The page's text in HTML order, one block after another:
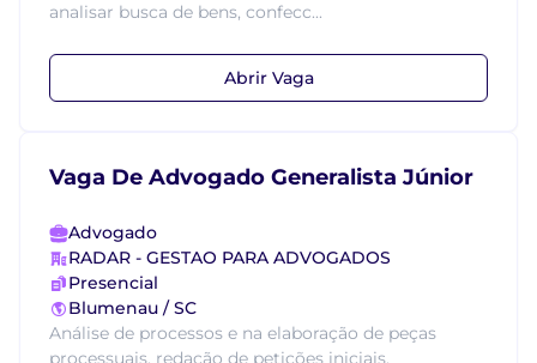
analisar busca de bens, confecc...
Abrir Vaga
Vaga De Advogado Generalista Júnior
Advogado
RADAR - GESTAO PARA ADVOGADOS
Presencial
Blumenau / SC
Análise de processos e na elaboração de peças
processuais, redação de petições iniciais,